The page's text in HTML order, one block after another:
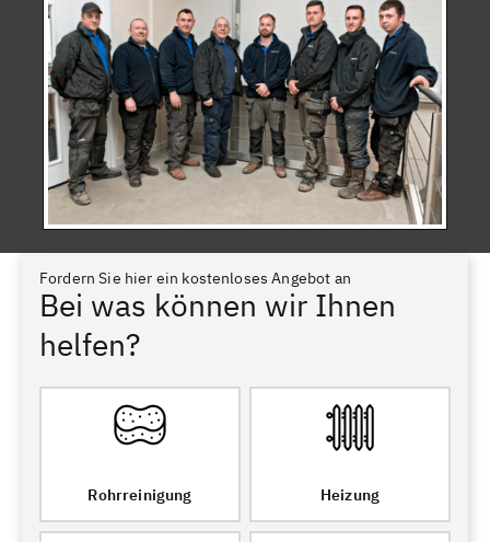
Fordern Sie hier ein kostenloses Angebot an
Bei was können wir Ihnen
helfen?
Rohrreinigung Heizung